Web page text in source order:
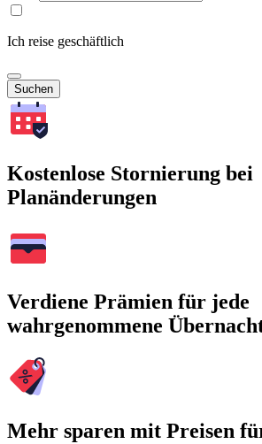
Ich reise geschäftlich
Suchen
Kostenlose Stornierung bei
Planänderungen
Verdiene Prämien für jede
wahrgenommene
Mehr sparen mit Preisen